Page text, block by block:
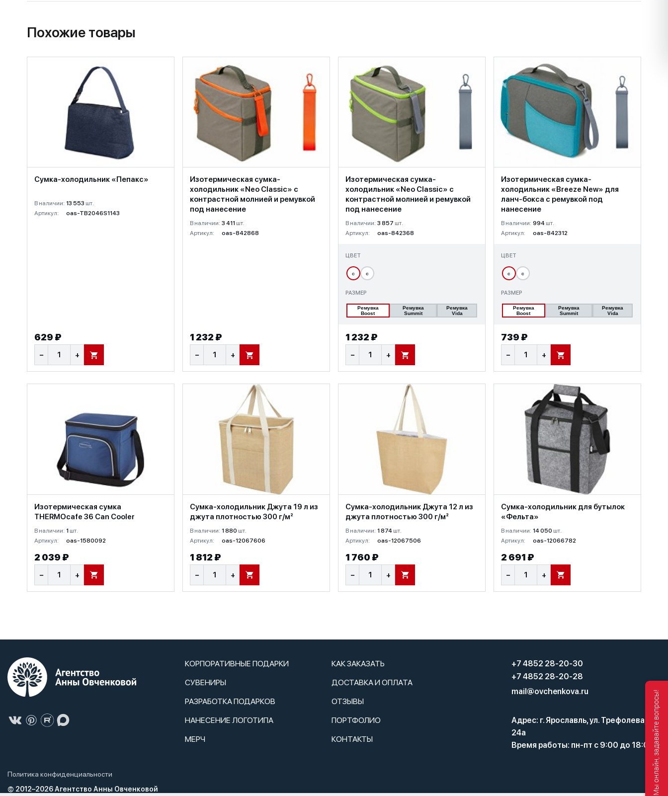
Похожие товары
Сумка-холодильник «Пепакс»
В наличии: 13 553 шт.
Артикул:
oas-TB2046S1143
629 ₽
− + В КОРЗИНУ
Изотермическая сумка-
холодильник «Neo Classic» c
контрастной молнией и ремувкой
под нанесение
В наличии: 3 411 шт.
Артикул:
oas-842868
1 232 ₽
− + В КОРЗИНУ
Изотермическая сумка-
холодильник «Neo Classic» c
контрастной молнией и ремувкой
под нанесение
В наличии: 3 857 шт.
Артикул:
oas-842368
ЦВЕТ
с с
РАЗМЕР
Ремувка
Boost
Ремувка
Summit
Ремувка
Vida
1 232 ₽
− + В КОРЗИНУ
Изотермическая сумка-
холодильник «Breeze New» для
ланч-бокса с ремувкой под
нанесение
В наличии: 994 шт.
Артикул:
oas-842312
ЦВЕТ
с с
РАЗМЕР
Ремувка
Boost
Ремувка
Summit
Ремувка
Vida
739 ₽
− + В КОРЗИНУ
Изотермическая сумка
THERMOcafe 36 Can Cooler
В наличии: 1 шт.
Артикул:
oas-1580092
2 039 ₽
− + В КОРЗИНУ
Сумка-холодильник Джута 19 л из
джута плотностью 300 г/м²
В наличии: 1 880 шт.
Артикул:
oas-12067606
1 812 ₽
− + В КОРЗИНУ
Сумка-холодильник Джута 12 л из
джута плотностью 300 г/м²
В наличии: 1 874 шт.
Артикул:
oas-12067506
1 760 ₽
− + В КОРЗИНУ
Сумка-холодильник для бутылок
«Фельта»
В наличии: 14 050 шт.
Артикул:
oas-12066782
2 691 ₽
− + В КОРЗИНУ
КОРПОРАТИВНЫЕ ПОДАРКИ
СУВЕНИРЫ
РАЗРАБОТКА ПОДАРКОВ
НАНЕСЕНИЕ ЛОГОТИПА
МЕРЧ
КАК ЗАКАЗАТЬ
ДОСТАВКА И ОПЛАТА
ОТЗЫВЫ
ПОРТФОЛИО
КОНТАКТЫ
+7 4852 28-20-30
+7 4852 28-20-28
mail@ovchenkova.ru
Адрес: г. Ярославль, ул. Трефолева,
24а
Время работы: пн-пт с 9:00 до 18:00
Политика конфиденциальности
© 2012–2026 Агентство Анны Овченковой
Мы онлайн, задавайте вопросы!